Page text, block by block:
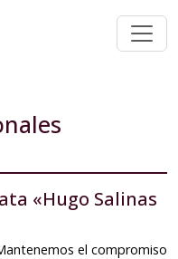
«Hugo Salinas
el compromiso